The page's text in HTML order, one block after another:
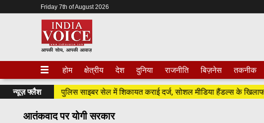
Friday 7th of August 2026
होम क्षेत्रीय देश दुनिया राजनीति बिज़नेस तकनीक
न्यूज़ फ्लैश
कांग्रेस ने पुलिस साइबर सेल में शिकायत कराई दर्ज, सोशल मीडिया हैंडल्स के खिलाफ FIR
आतंकवाद पर योगी सरकार